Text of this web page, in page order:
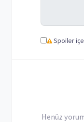
Spoiler
Henüz